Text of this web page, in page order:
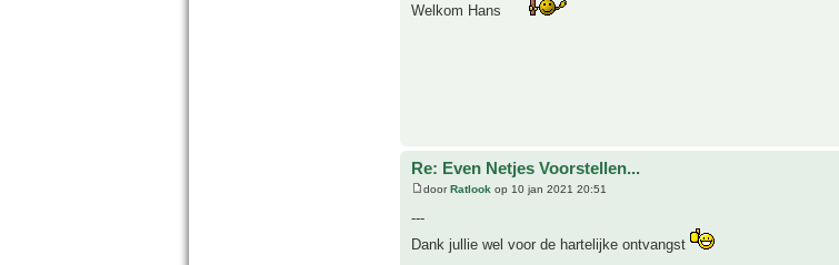
Welkom Hans
Re: Even Netjes Voorstellen...
door Ratlook op 10 jan 2021 20:51
---
Dank jullie wel voor de hartelijke ontvangst